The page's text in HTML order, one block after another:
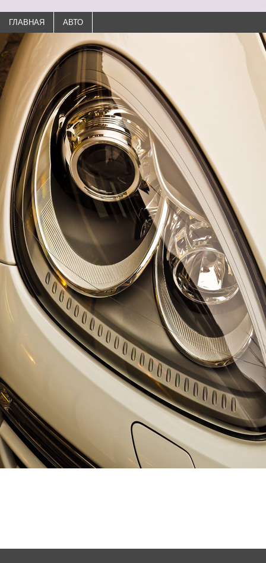
ГЛАВНАЯ АВТО